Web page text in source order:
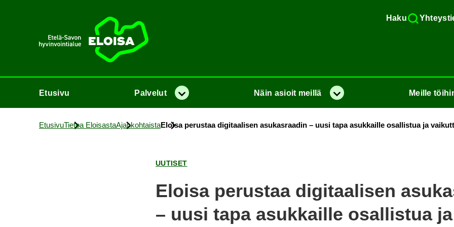
Haku
Etusi­vu
Etusi­vu Pal­ve­lut Va­lik­ko Näin asioit meil­lä Va­lik­ko Meil­le
Etusi­vuTie­toa Eloi­sas­taAjan­koh­tais­taEloi­sa pe­rus­taa di­gi­taa­li­sen asu­kas­raa­din – uusi tapa asuk­kail­le osal­lis­tua ja
UU­TI­SET
Eloi­sa pe­rus­taa di­gi­taa­li­sen
– uusi tapa asuk­kail­le osal­lis­tua